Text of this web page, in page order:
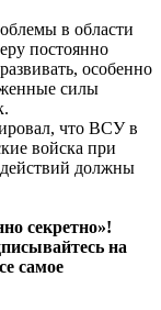
в области
постоянно
особенно
силы
что ВСУ в
войска при
должны
секретно»!
на
самое